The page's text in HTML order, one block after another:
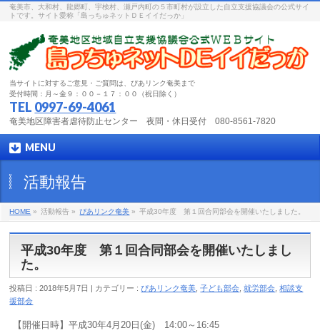
奄美市、大和村、龍郷町、宇検村、瀬戸内町の５市町村が設立した自立支援協議会の公式サイ
トです。サイト愛称「島っちゅネットＤＥイイだっか」
当サイトに対するご意見・ご質問は、ぴあリンク奄美まで
受付時間：月～金９：００－１７：００（祝日除く）
TEL 0997-69-4061
奄美地区障害者虐待防止センター 夜間・休日受付 080-8561-7820
MENU
活動報告
HOME » 活動報告 » ぴあリンク奄美 » 平成30年度 第１回合同部会を開催いたしました。
平成30年度 第１回合同部会を開催いたしまし
た。
投稿日 : 2018年5月7日 | カテゴリー :ぴあリンク奄美 ,子ども部会 ,就労部会 ,相談支
援部会
【開催日時】平成30年4月20日(金) 14:00～16:45